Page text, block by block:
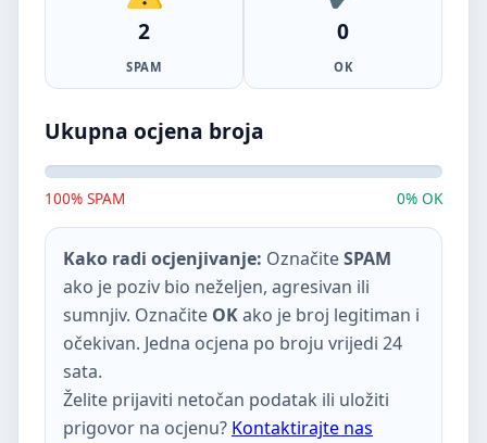
2
SPAM
0
OK
Ukupna ocjena broja
100% SPAM 0% OK
Kako radi ocjenjivanje: OznačiteSPAM
ako je poziv bio neželjen, agresivan ili
sumnjiv. Označite OKako je broj legitiman i
očekivan. Jedna ocjena po broju vrijedi 24
sata.
Želite prijaviti netočan podatak ili uložiti
prigovor na ocjenu? Kontaktirajte nas